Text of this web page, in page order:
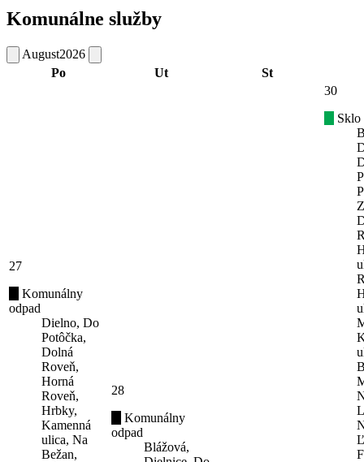
Komunálne služby
August2026
Po
Ut St
27
Komunálny
odpad
Dielno, Do
Potôčka,
Dolná
Roveň,
Horná
Roveň,
Hrbky,
Kamenná
ulica, Na
Bežan,
28
Komunálny
odpad
Blážová,
30
Sklo